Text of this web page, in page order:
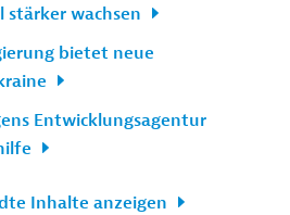
wachsen
bietet neue
Entwicklungsagentur
Inhalte anzeigen